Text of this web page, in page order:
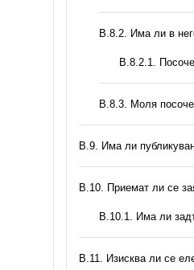
В.8.2. Има ли в
В.8.2.1.
В.8.3. Моля
В.9. Има ли
В.10. Приемат ли се
В.10.1. Има ли
В.11. Изисква ли се